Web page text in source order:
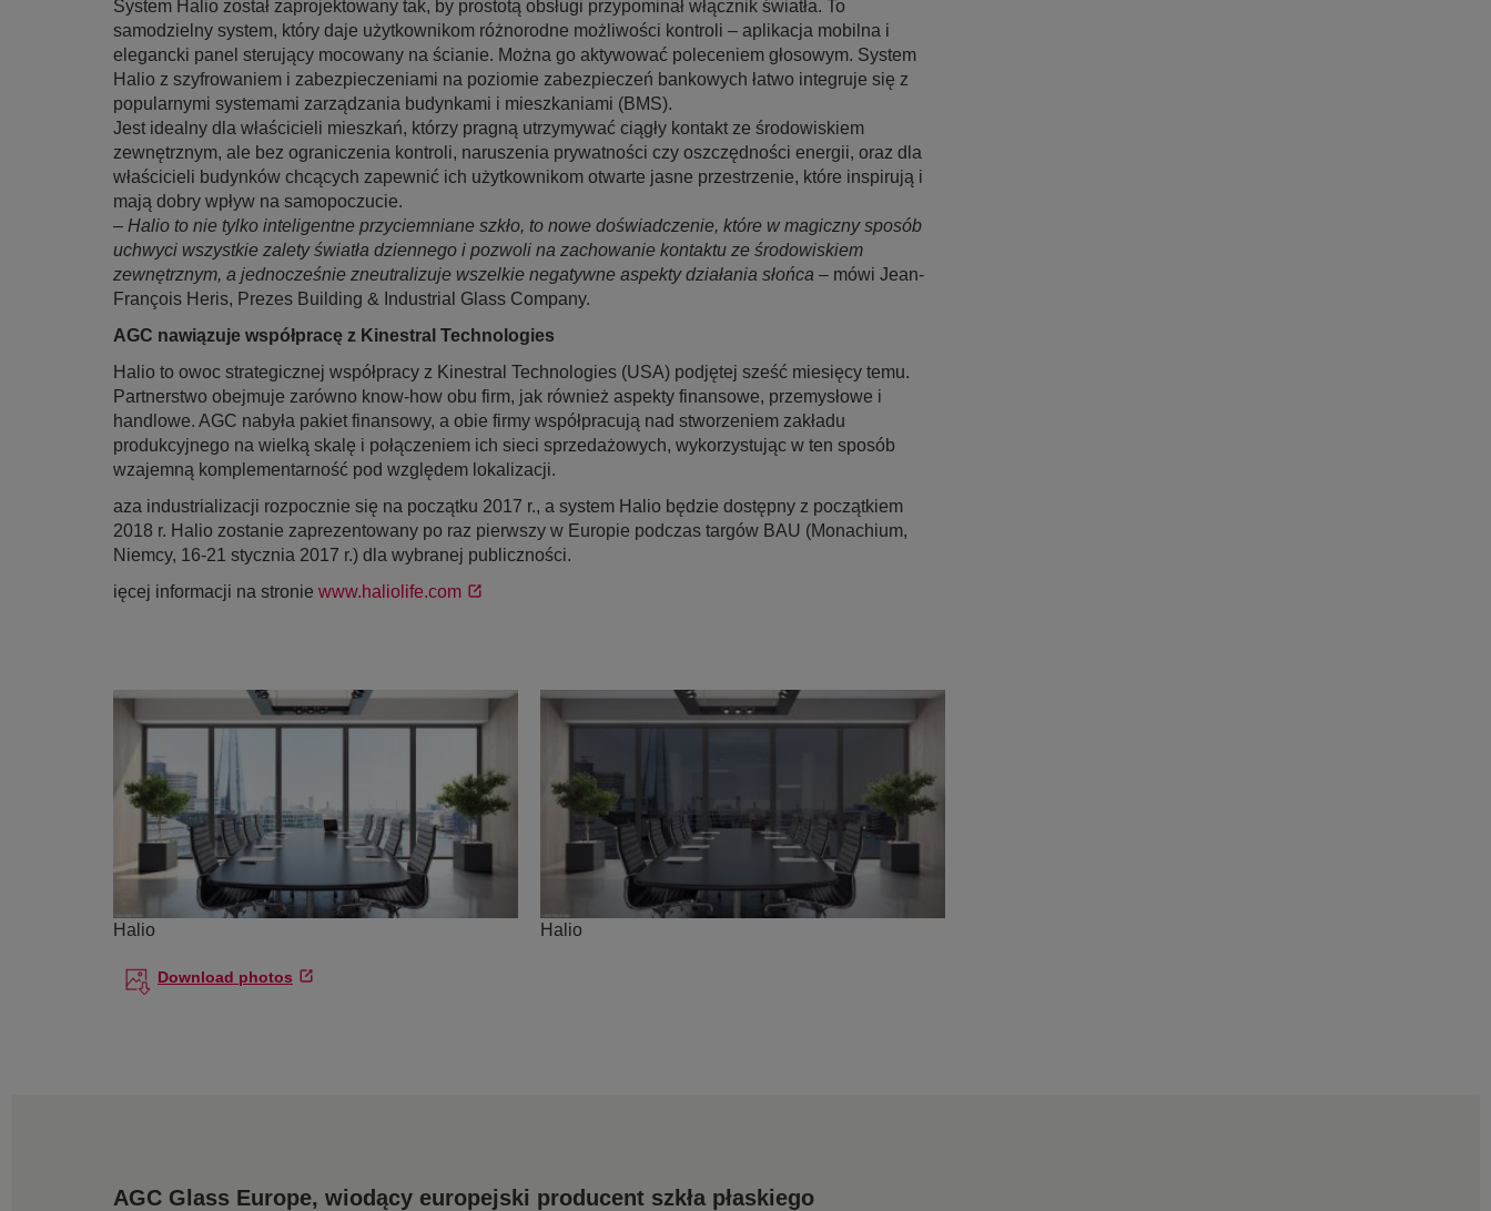
System Halio został zaprojektowany tak, by prostotą obsługi przypominał włącznik światła. To
samodzielny system, który daje użytkownikom różnorodne możliwości kontroli – aplikacja mobilna i
elegancki panel sterujący mocowany na ścianie. Można go aktywować poleceniem głosowym. System
Halio z szyfrowaniem i zabezpieczeniami na poziomie zabezpieczeń bankowych łatwo integruje się z
popularnymi systemami zarządzania budynkami i mieszkaniami (BMS).
Jest idealny dla właścicieli mieszkań, którzy pragną utrzymywać ciągły kontakt ze środowiskiem
zewnętrznym, ale bez ograniczenia kontroli, naruszenia prywatności czy oszczędności energii, oraz dla
właścicieli budynków chcących zapewnić ich użytkownikom otwarte jasne przestrzenie, które inspirują i
mają dobry wpływ na samopoczucie.
– Halio to nie tylko inteligentne przyciemniane szkło, to nowe doświadczenie, które w magiczny sposób
uchwyci wszystkie zalety światła dziennego i pozwoli na zachowanie kontaktu ze środowiskiem
zewnętrznym, a jednocześnie zneutralizuje wszelkie negatywne aspekty działania słońca – mówi Jean-
François Heris, Prezes Building & Industrial Glass Company.
AGC nawiązuje współpracę z Kinestral Technologies
Halio to owoc strategicznej współpracy z Kinestral Technologies (USA) podjętej sześć miesięcy temu.
Partnerstwo obejmuje zarówno know-how obu firm, jak również aspekty finansowe, przemysłowe i
handlowe. AGC nabyła pakiet finansowy, a obie firmy współpracują nad stworzeniem zakładu
produkcyjnego na wielką skalę i połączeniem ich sieci sprzedażowych, wykorzystując w ten sposób
wzajemną komplementarność pod względem lokalizacji.
aza industrializacji rozpocznie się na początku 2017 r., a system Halio będzie dostępny z początkiem
2018 r. Halio zostanie zaprezentowany po raz pierwszy w Europie podczas targów BAU (Monachium,
Niemcy, 16-21 stycznia 2017 r.) dla wybranej publiczności.
ięcej informacji na stronie www.haliolife.com
Halio Halio
Download photos
AGC Glass Europe, wiodący europejski producent szkła płaskiego